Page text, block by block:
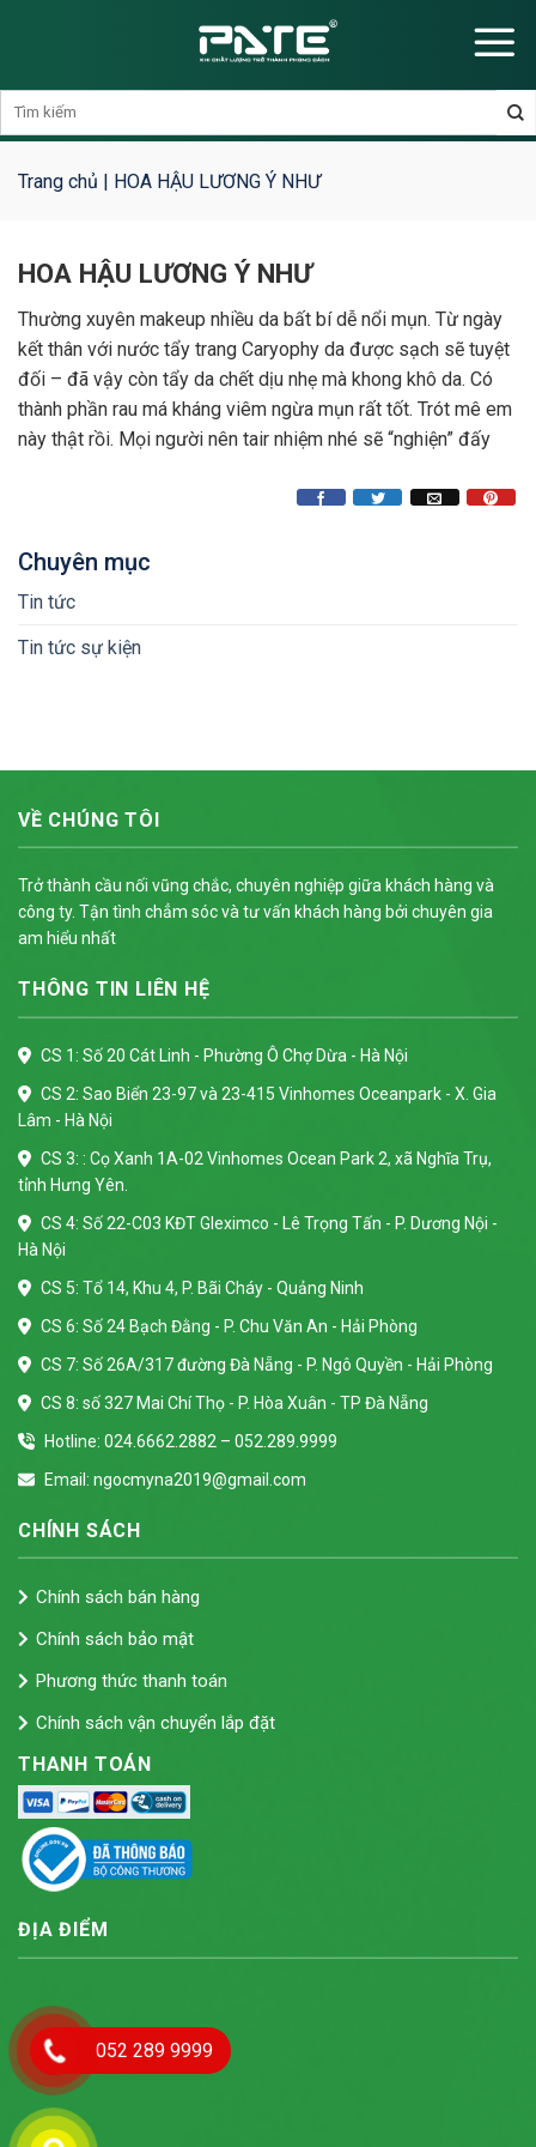
Trang chủ | HOA HẬU LƯƠNG Ý NHƯ
HOA HẬU LƯƠNG Ý NHƯ
Thường xuyên makeup nhiều da bất bí dễ nổi mụn. Từ ngày
kết thân với nước tẩy trang Caryophy da được sạch sẽ tuyệt
đối – đã vậy còn tẩy da chết dịu nhẹ mà khong khô da. Có
thành phần rau má kháng viêm ngừa mụn rất tốt. Trót mê em
này thật rồi. Mọi người nên tair nhiệm nhé sẽ “nghiện” đấy
Chuyên mục
Tin tức
Tin tức sự kiện
VỀ CHÚNG TÔI
Trở thành cầu nối vũng chắc, chuyên nghiệp giữa khách hàng và
công ty. Tận tình chẳm sóc và tư vấn khách hàng bởi chuyên gia
am hiểu nhất
THÔNG TIN LIÊN HỆ
CS 1: Số 20 Cát Linh - Phường Ô Chợ Dừa - Hà Nội
CS 2: Sao Biển 23-97 và 23-415 Vinhomes Oceanpark - X. Gia
Lâm - Hà Nội
CS 3: : Cọ Xanh 1A-02 Vinhomes Ocean Park 2, xã Nghĩa Trụ,
tỉnh Hưng Yên.
CS 4: Số 22-C03 KĐT Gleximco - Lê Trọng Tấn - P. Dương Nội -
Hà Nội
CS 5: Tổ 14, Khu 4, P. Bãi Cháy - Quảng Ninh
CS 6: Số 24 Bạch Đằng - P. Chu Văn An - Hải Phòng
CS 7: Số 26A/317 đường Đà Nẵng - P. Ngô Quyền - Hải Phòng
CS 8: số 327 Mai Chí Thọ - P. Hòa Xuân - TP Đà Nẵng
Hotline: 024.6662.2882 – 052.289.9999
Email: ngocmyna2019@gmail.com
CHÍNH SÁCH
Chính sách bán hàng
Chính sách bảo mật
Phương thức thanh toán
Chính sách vận chuyển lắp đặt
THANH TOÁN
ĐỊA ĐIỂM
052 289 9999